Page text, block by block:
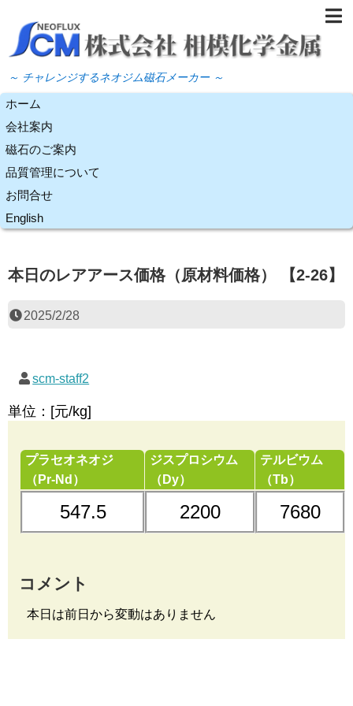
～ チャレンジするネオジム磁石メーカー ～
ホーム
会社案内
磁石のご案内
品質管理について
お問合せ
English
本日のレアアース価格（原材料価格） 【2-26】
2025/2/28
scm-staff2
単位：[元/kg]
プラセオネオジ
（Pr-Nd）
547.5
ジスプロシウム
（Dy）
2200
テルビウム
（Tb）
7680
コメント
本日は前日から変動はありません